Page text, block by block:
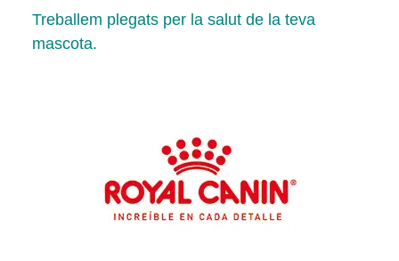
Treballem plegats per la salut de la teva
mascota.